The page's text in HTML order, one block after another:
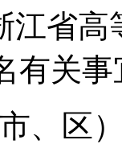
江省高
有关
、区